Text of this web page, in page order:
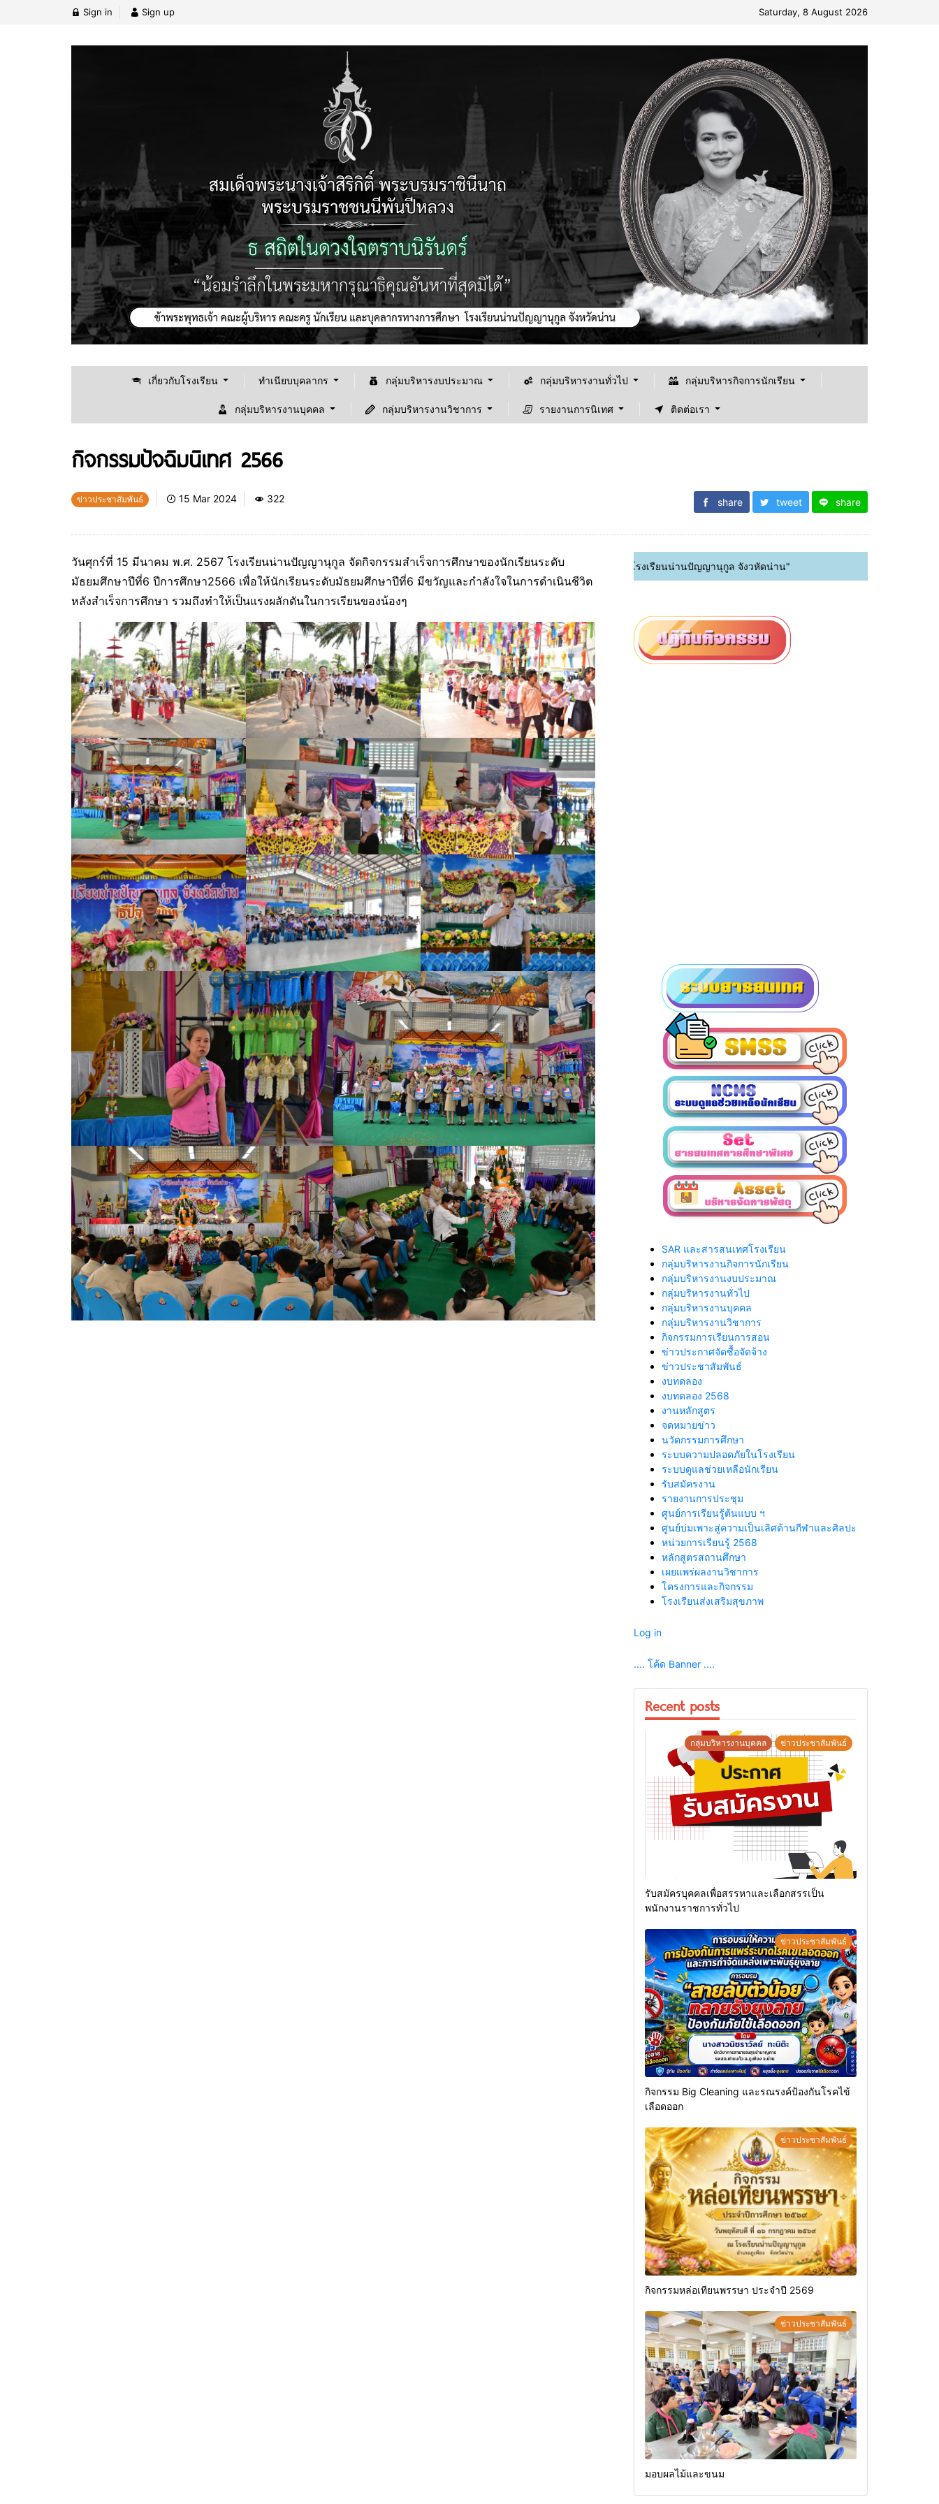
Sign in Sign up Saturday, 8 August 2026
เกี่ยวกับโรงเรียน ทำเนียบบุคลากร กลุ่มบริหารงบประมาณ กลุ่มบริหารงานทั่วไป กลุ่มบริหารกิจการนักเรียน
กลุ่มบริหารงานบุคคล กลุ่มบริหารงานวิชาการ รายงานการนิเทศ ติดต่อเรา
กิจกรรมปัจฉิมนิเทศ 2566
ข่าวประชาสัมพันธ์ 15 Mar 2024 322 share tweet share
วันศุกร์ที่ 15 มีนาคม พ.ศ. 2567 โรงเรียนน่านปัญญานุกูล จัดกิจกรรมสำเร็จการศึกษาของนักเรียนระดับ
มัธยมศึกษาปีที่6 ปีการศึกษา2566 เพื่อให้นักเรียนระดับมัธยมศึกษาปีที่6 มีขวัญและกำลังใจในการดำเนินชีวิต
หลังสำเร็จการศึกษา รวมถึงทำให้เป็นแรงผลักดันในการเรียนของน้องๆ
ยินดีต้อนรับเข้าสู้เว็ปไซต์ "โรงเรียนน่านปัญญานุกูล จังวหัดน่าน"
SAR และสารสนเทศโรงเรียน
กลุ่มบริหารงานกิจการนักเรียน
กลุ่มบริหารงานงบประมาณ
กลุ่มบริหารงานทั่วไป
กลุ่มบริหารงานบุคคล
กลุ่มบริหารงานวิชาการ
กิจกรรมการเรียนการสอน
ข่าวประกาศจัดซื้อจัดจ้าง
ข่าวประชาสัมพันธ์
งบทดลอง
งบทดลอง 2568
งานหลักสูตร
จดหมายข่าว
นวัตกรรมการศึกษา
ระบบความปลอดภัยในโรงเรียน
ระบบดูแลช่วยเหลือนักเรียน
รับสมัครงาน
รายงานการประชุม
ศูนย์การเรียนรู้ต้นแบบ ฯ
ศูนย์บ่มเพาะสู่ความเป็นเลิศด้านกีฬาและศิลปะ
หน่วยการเรียนรู้ 2568
หลักสูตรสถานศึกษา
เผยแพร่ผลงานวิชาการ
โครงการและกิจกรรม
โรงเรียนส่งเสริมสุขภาพ
Log in
.... โค้ด Banner ....
Recent posts
กลุ่มบริหารงานบุคคล ข่าวประชาสัมพันธ์
รับสมัครบุคคลเพื่อสรรหาและเลือกสรรเป็น
พนักงานราชการทั่วไป
ข่าวประชาสัมพันธ์
กิจกรรม Big Cleaning และรณรงค์ป้องกันโรคไข้
เลือดออก
ข่าวประชาสัมพันธ์
กิจกรรมหล่อเทียนพรรษา ประจำปี 2569
ข่าวประชาสัมพันธ์
มอบผลไม้และขนม